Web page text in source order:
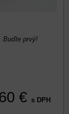
Buďte prvý!
€ s DPH